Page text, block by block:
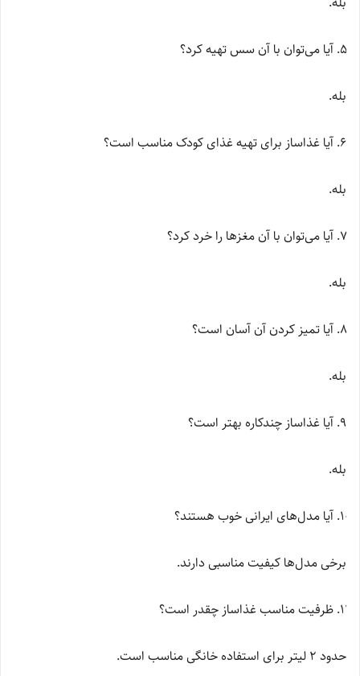
آیا می‌توان با آن سس تهیه کرد؟
بله.
آیا غذاساز برای تهیه غذای کودک مناسب است؟
بله.
آیا می‌توان با آن مغزها را خرد کرد؟
بله.
آیا تمیز کردن آن آسان است؟
بله.
آیا غذاساز چندکاره بهتر است؟
بله.
آیا مدل‌های ایرانی خوب هستند؟
برخی مدل‌ها کیفیت مناسبی دارند.
ظرفیت مناسب غذاساز چقدر است؟
حدود 2 لیتر برای استفاده خانگی مناسب است.